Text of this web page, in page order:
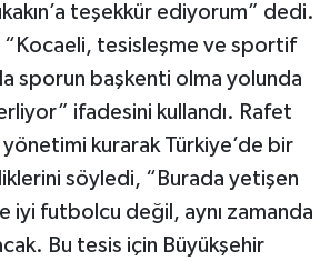
teşekkür ediyorum” dedi.
“Kocaeli, tesisleşme ve sportif
sporun başkenti olma yolunda
ifadesini kullandı. Rafet
yönetimi kurarak Türkiye’de bir
söyledi, “Burada yetişen
iyi futbolcu değil, aynı zamanda
Bu tesis için Büyükşehir